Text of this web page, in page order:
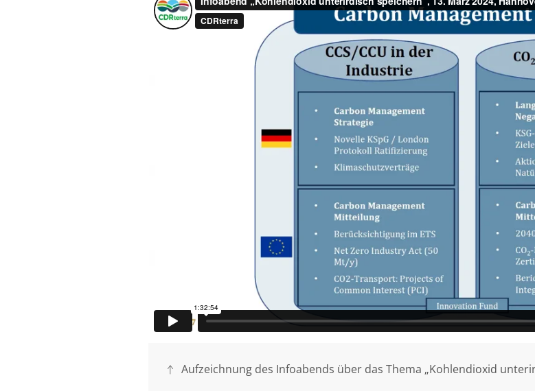
Aufzeichnung des Infoabends über das Thema „Kohlendioxid